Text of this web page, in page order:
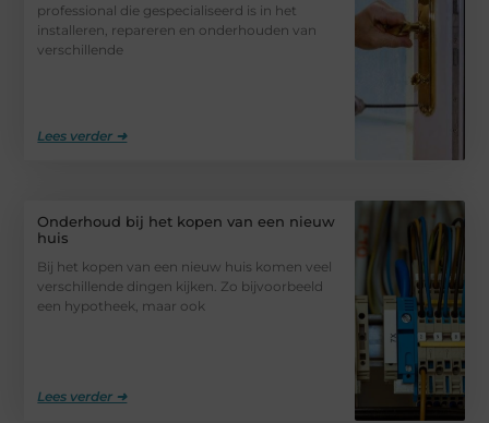
professional die gespecialiseerd is in het
installeren, repareren en onderhouden van
verschillende
Lees verder ➜
Onderhoud bij het kopen van een nieuw
huis
Bij het kopen van een nieuw huis komen veel
verschillende dingen kijken. Zo bijvoorbeeld
een hypotheek, maar ook
Lees verder ➜